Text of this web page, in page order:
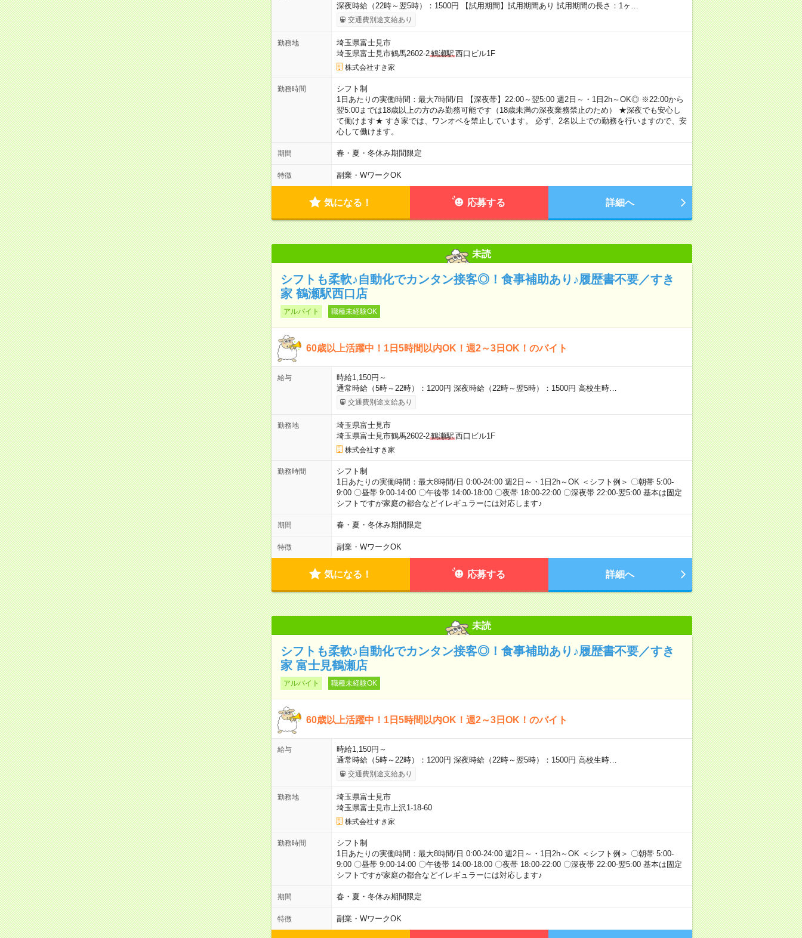
深夜時給（22時～翌5時）：1500円 【試用期間】試用期間あり 試用期間の長さ：1ヶ…
交通費別途支給あり
勤務地
埼玉県富士見市
埼玉県富士見市鶴馬2602-2鶴瀬駅西口ビル1F
株式会社すき家
勤務時間
シフト制
1日あたりの実働時間：最大7時間/日 【深夜帯】22:00～翌5:00 週2日～・1日2h～OK◎ ※22:00から
翌5:00までは18歳以上の方のみ勤務可能です（18歳未満の深夜業務禁止のため） ★深夜でも安心し
て働けます★ すき家では、ワンオペを禁止しています。 必ず、2名以上での勤務を行いますので、安
心して働けます。
期間 春・夏・冬休み期間限定
特徴 副業・WワークOK
気になる！ 応募する 詳細へ
未読
シフトも柔軟♪自動化でカンタン接客◎！食事補助あり♪履歴書不要／すき
家 鶴瀬駅西口店
アルバイト 職種未経験OK
60歳以上活躍中！1日5時間以内OK！週2～3日OK！のバイト
給与
時給1,150円～
通常時給（5時～22時）：1200円 深夜時給（22時～翌5時）：1500円 高校生時…
交通費別途支給あり
勤務地
埼玉県富士見市
埼玉県富士見市鶴馬2602-2鶴瀬駅西口ビル1F
株式会社すき家
勤務時間
シフト制
1日あたりの実働時間：最大8時間/日 0:00-24:00 週2日～・1日2h～OK ＜シフト例＞ 〇朝帯 5:00-
9:00 〇昼帯 9:00-14:00 〇午後帯 14:00-18:00 〇夜帯 18:00-22:00 〇深夜帯 22:00-翌5:00 基本は固定
シフトですが家庭の都合などイレギュラーには対応します♪
期間 春・夏・冬休み期間限定
特徴 副業・WワークOK
気になる！ 応募する 詳細へ
未読
シフトも柔軟♪自動化でカンタン接客◎！食事補助あり♪履歴書不要／すき
家 富士見鶴瀬店
アルバイト 職種未経験OK
60歳以上活躍中！1日5時間以内OK！週2～3日OK！のバイト
給与
時給1,150円～
通常時給（5時～22時）：1200円 深夜時給（22時～翌5時）：1500円 高校生時…
交通費別途支給あり
勤務地
埼玉県富士見市
埼玉県富士見市上沢1-18-60
株式会社すき家
勤務時間
シフト制
1日あたりの実働時間：最大8時間/日 0:00-24:00 週2日～・1日2h～OK ＜シフト例＞ 〇朝帯 5:00-
9:00 〇昼帯 9:00-14:00 〇午後帯 14:00-18:00 〇夜帯 18:00-22:00 〇深夜帯 22:00-翌5:00 基本は固定
シフトですが家庭の都合などイレギュラーには対応します♪
期間 春・夏・冬休み期間限定
特徴 副業・WワークOK